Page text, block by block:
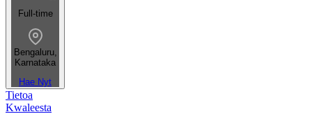
Full-time
Bengaluru,
Karnataka
Hae Nyt
Tietoa
Kwaleesta